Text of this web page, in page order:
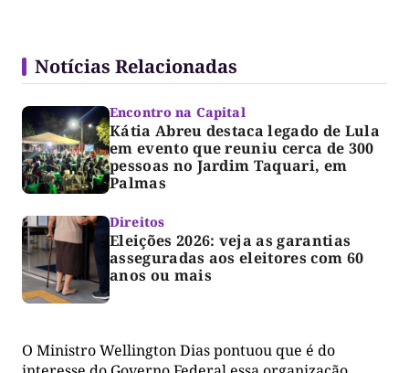
Notícias Relacionadas
Encontro na Capital
Kátia Abreu destaca legado de Lula
em evento que reuniu cerca de 300
pessoas no Jardim Taquari, em
Palmas
Direitos
Eleições 2026: veja as garantias
asseguradas aos eleitores com 60
anos ou mais
O Ministro Wellington Dias pontuou que é do